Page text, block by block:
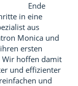
Ende
in eine
aus
Monica und
ersten
Wir hoffen damit
und effizienter
und